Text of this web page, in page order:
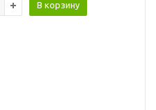
В корзину